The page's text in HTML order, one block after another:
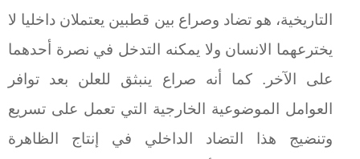
التاريخية، هو تضاد وصراع بين قطبين يعتملان داخليا لا
يخترعهما الانسان ولا يمكنه التدخل في نصرة أحدهما
على الآخر. كما أنه صراع ينبثق للعلن بعد توافر
العوامل الموضوعية الخارجية التي تعمل على تسريع
وتنضيج هذا التضاد الداخلي في إنتاج الظاهرة